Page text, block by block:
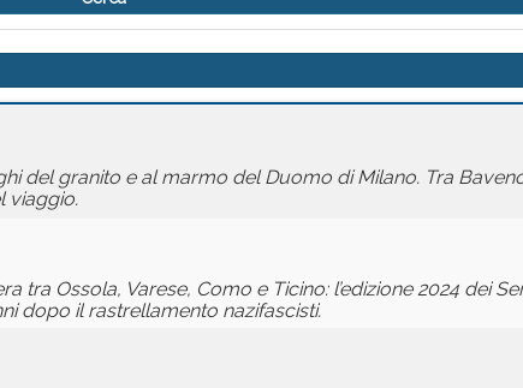
del granito e al marmo del Duomo di Milano. Tra
viaggio.
tra Ossola, Varese, Como e Ticino: l’edizione 2024 dei
dopo il rastrellamento nazifascisti.